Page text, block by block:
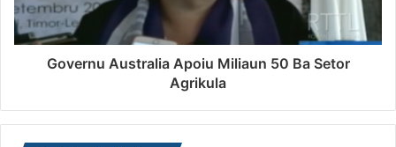
Governu Australia Apoiu Miliaun 50 Ba Setor
Agrikula